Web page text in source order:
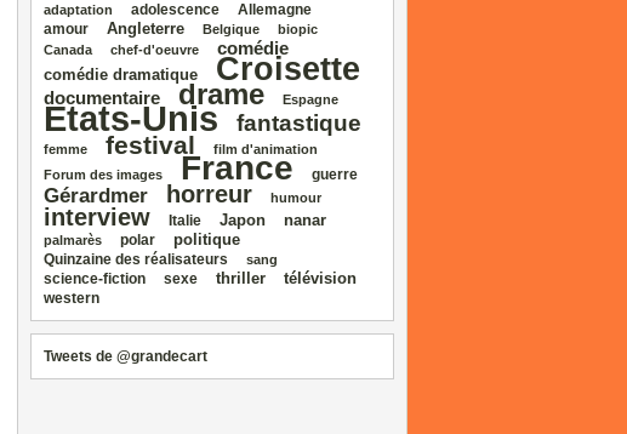
adaptation adolescence Allemagne
amour Angleterre Belgique
biopic
Canada
chef‑d'oeuvre comédie
comédie dramatique Croisette
documentaire drame Espagne
Etats‑Unis fantastique
femme festival
film d'animation
Forum des images
France guerre
Gérardmer horreur humour
interview Italie Japon nanar
palmarès polar politique
Quinzaine des réalisateurs sang
science‑fiction sexe thriller télévision
western
Tweets de @grandecart